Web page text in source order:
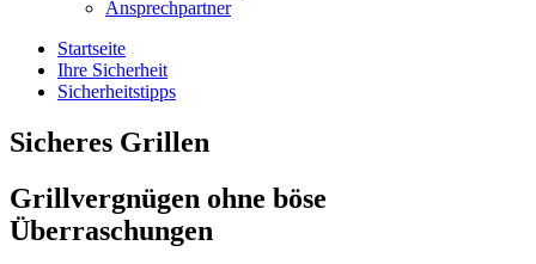
Ansprechpartner
Startseite
Ihre Sicherheit
Sicherheitstipps
Sicheres Grillen
Grillvergnügen ohne böse
Überraschungen